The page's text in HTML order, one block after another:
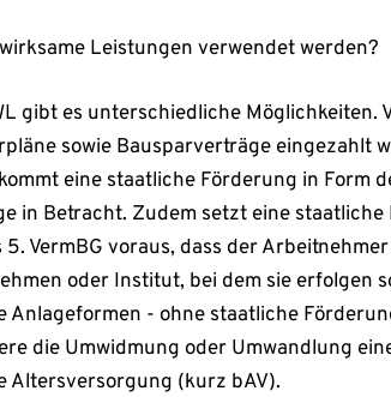
Leistungen verwendet werden?
gibt es unterschiedliche Möglichkeiten.
sowie Bausparverträge eingezahlt
eine staatliche Förderung in Form
in Betracht. Zudem setzt eine staatliche
VermBG voraus, dass der
oder Institut, bei dem sie erfolgen
Anlageformen - ohne staatliche
die Umwidmung oder Umwandlung
Altersversorgung (kurz bAV).